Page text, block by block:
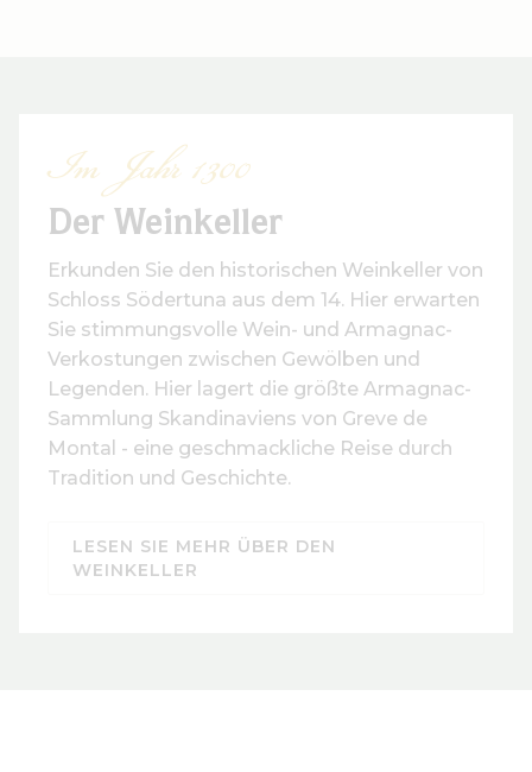
Im Jahr 1300
Der Weinkeller
Erkunden Sie den historischen Weinkeller von
Schloss Södertuna aus dem 14. Hier erwarten
Sie stimmungsvolle Wein- und Armagnac-
Verkostungen zwischen Gewölben und
Legenden. Hier lagert die größte Armagnac-
Sammlung Skandinaviens von Greve de
Montal - eine geschmackliche Reise durch
Tradition und Geschichte.
LESEN SIE MEHR ÜBER DEN
WEINKELLER